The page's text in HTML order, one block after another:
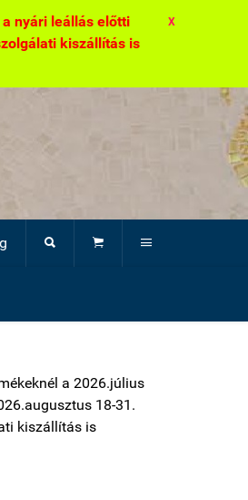
nyári leállás előtti
kiszállítás is
X
  
a 2026.július
18-31.
kiszállítás is